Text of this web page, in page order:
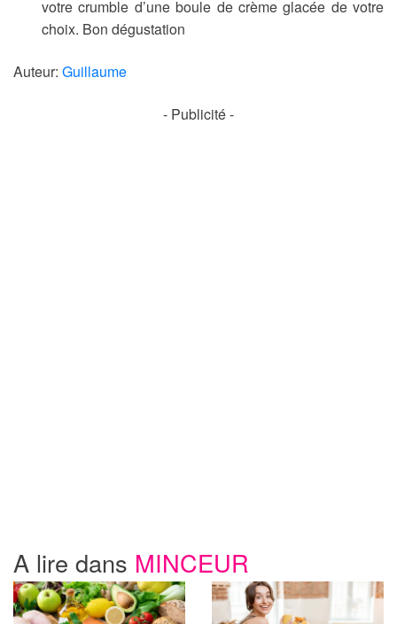
votre crumble d’une boule de crème glacée de votre
choix. Bon dégustation
Auteur: Guillaume
- Publicité -
A lire dans MINCEUR